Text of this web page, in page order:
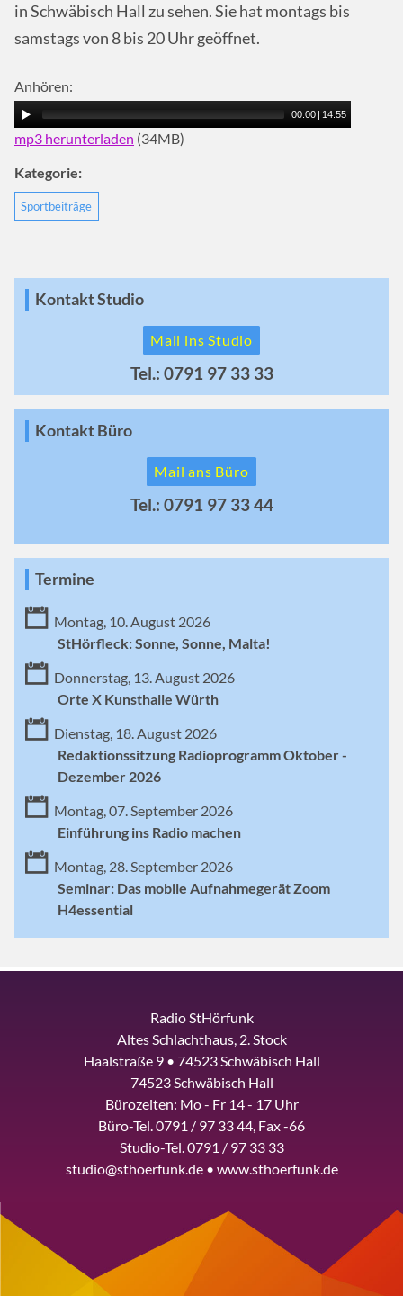
in Schwäbisch Hall zu sehen. Sie hat montags bis
samstags von 8 bis 20 Uhr geöffnet.
Anhören:
00:00 | 14:55
mp3 herunterladen (34MB)
Kategorie:
Sportbeiträge
Kontakt Studio
Mail ins Studio
Tel.: 0791 97 33 33
Kontakt Büro
Mail ans Büro
Tel.: 0791 97 33 44
Termine
Montag, 10. August 2026
StHörfleck: Sonne, Sonne, Malta!
Donnerstag, 13. August 2026
Orte X Kunsthalle Würth
Dienstag, 18. August 2026
Redaktionssitzung Radioprogramm Oktober -
Dezember 2026
Montag, 07. September 2026
Einführung ins Radio machen
Montag, 28. September 2026
Seminar: Das mobile Aufnahmegerät Zoom
H4essential
Radio StHörfunk
Altes Schlachthaus, 2. Stock
Haalstraße 9 • 74523 Schwäbisch Hall
74523 Schwäbisch Hall
Bürozeiten: Mo - Fr 14 - 17 Uhr
Büro-Tel. 0791 / 97 33 44, Fax -66
Studio-Tel. 0791 / 97 33 33
studio@sthoerfunk.de • www.sthoerfunk.de